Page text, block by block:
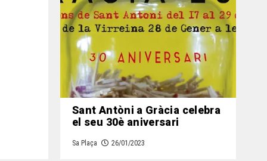
Sant Antòni a Gràcia celebra
el seu 30è aniversari
Sa Plaça 26/01/2023